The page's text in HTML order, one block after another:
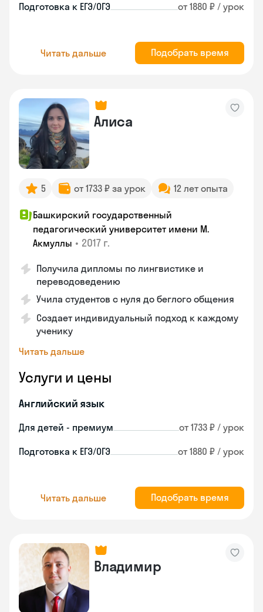
Подготовка к ЕГЭ/ОГЭ от 1880 ₽ / урок
Читать дальше Подобрать время
Алиса
5 от 1733 ₽ за урок 12 лет опыта
Башкирский государственный
педагогический университет имени М.
Акмуллы • 2017 г.
Получила дипломы по лингвистике и
переводоведению
Учила студентов с нуля до беглого общения
Создает индивидуальный подход к каждому
ученику
Читать дальше
Услуги и цены
Английский язык
Для детей - премиум от 1733 ₽ / урок
Подготовка к ЕГЭ/ОГЭ от 1880 ₽ / урок
Читать дальше Подобрать время
Владимир